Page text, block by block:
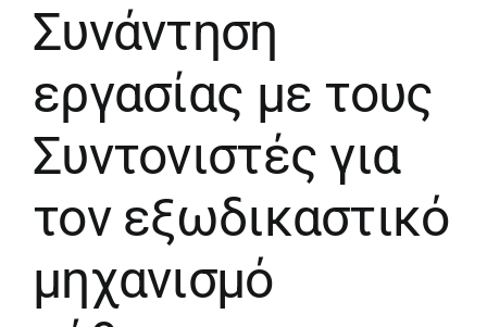
Συνάντηση
εργασίας με τους
Συντονιστές για
τον εξωδικαστικό
μηχανισμό